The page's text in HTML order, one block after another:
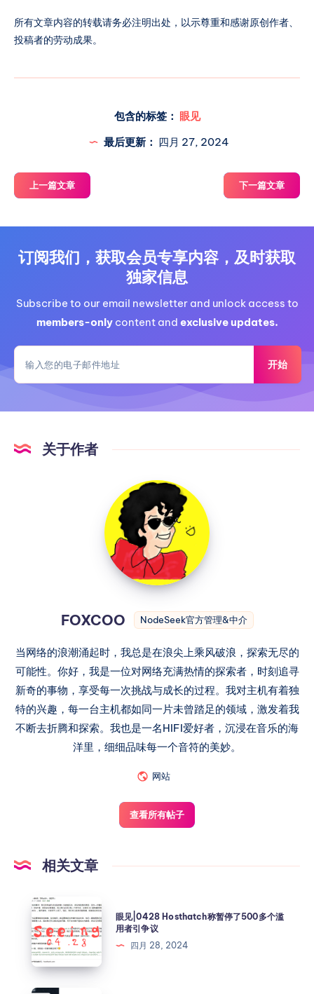
将获得一周的sonet/hkt/cmhk/hinet自选lxc小鸡。
* 排位第二和第三的个人将分别获得三张中介服务
每月最后一天，根据后台统计的相同联系方式和相
进行如下奖励分配： * 最多被采纳的个人将获得一
个月的sonet/hkt/cmhk/hinet自选lxc小鸡。 * 排
所有文章内容的转载请务必注明出处，以示尊重和感谢原创作者、
投稿者的劳动成果。
包含的标签： 眼见
最后更新： 四月 27, 2024
上一篇文章 下一篇文章
订阅我们，获取会员专享内容，及时获取
独家信息
Subscribe to our email newsletter and unlock access to
members-onlycontent and exclusive updates.
开始
关于作者
FOXCOO NodeSeek官方管理&中介
当网络的浪潮涌起时，我总是在浪尖上乘风破浪，探索无尽的
可能性。你好，我是一位对网络充满热情的探索者，时刻追寻
新奇的事物，享受每一次挑战与成长的过程。我对主机有着独
特的兴趣，每一台主机都如同一片未曾踏足的领域，激发着我
不断去折腾和探索。我也是一名HIFI爱好者，沉浸在音乐的海
洋里，细细品味每一个音符的美妙。
网站
查看所有帖子
相关文章
眼见|0428 Hosthatch称暂停了500多个滥
用者引争议
四月 28, 2024